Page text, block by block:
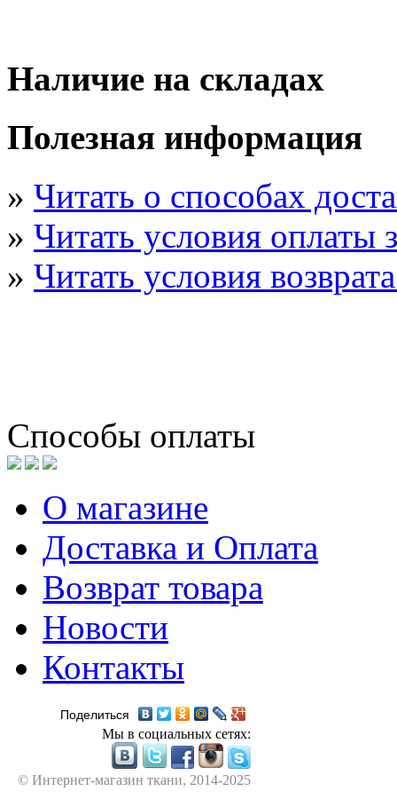
Наличие на складах
Полезная информация
» Читать о способах
» Читать условия оплаты
» Читать условия
Способы оплаты
О магазине
Доставка и Оплата
Возврат товара
Новости
Контакты
Поделиться
Мы в социальных сетях:
© Интернет-магазин ткани, 2014-2025